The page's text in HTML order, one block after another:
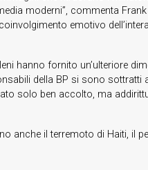
moderni”, commenta Frank
emotivo
hanno fornito un’ulteriore
della BP si sono
solo ben accolto, ma
anche il terremoto di Haiti, il